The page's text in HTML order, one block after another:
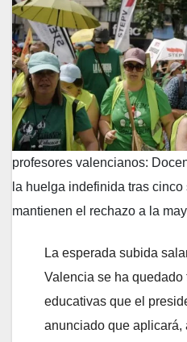
profesores valencianos:
la huelga indefinida tras
mantienen el rechazo a la
La esperada subida
Valencia se ha
educativas que el
anunciado que aplicará,